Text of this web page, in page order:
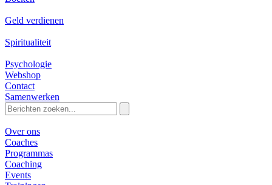
Geld verdienen
Spiritualiteit
Psychologie
Webshop
Contact
Samenwerken
Zoeken
naar:
Over ons
Coaches
Programmas
Coaching
Events